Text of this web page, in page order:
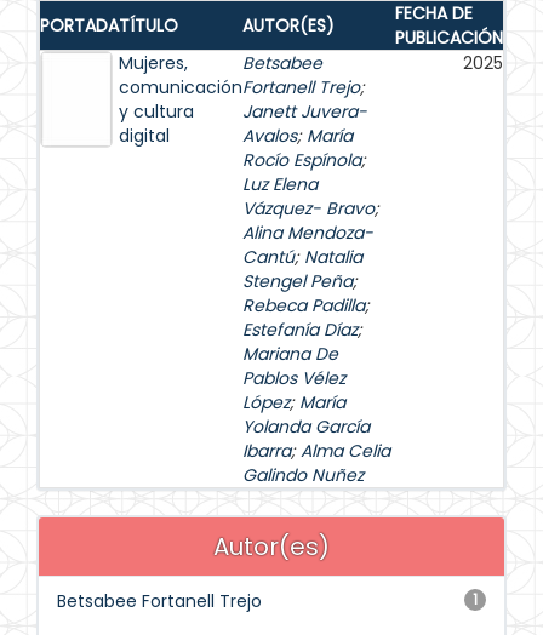
PORTADATÍTULO AUTOR(ES)
FECHA DE
PUBLICACIÓN
Mujeres,
comunicación
y cultura
digital
Betsabee
Fortanell Trejo;
Janett Juvera-
Avalos; María
Rocío Espínola;
Luz Elena
Vázquez- Bravo;
Alina Mendoza-
Cantú; Natalia
Stengel Peña;
Rebeca Padilla;
Estefanía Díaz;
Mariana De
Pablos Vélez
López; María
Yolanda García
Ibarra;Alma Celia
Galindo Nuñez
2025
Autor(es)
1
Betsabee Fortanell Trejo